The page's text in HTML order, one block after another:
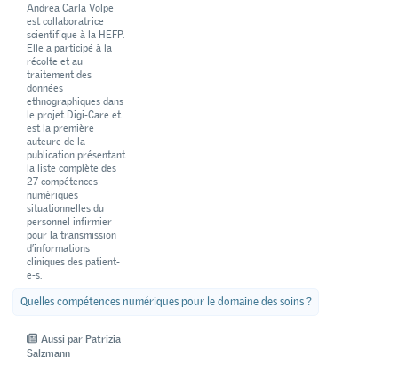
Andrea Carla Volpe
est collaboratrice
scientifique à la HEFP.
Elle a participé à la
récolte et au
traitement des
données
ethnographiques dans
le projet Digi-Care et
est la première
auteure de la
publication présentant
la liste complète des
27 compétences
numériques
situationnelles du
personnel infirmier
pour la transmission
d’informations
cliniques des patient-
e-s.
Quelles compétences numériques pour le domaine des soins ?
Aussi par Patrizia
Salzmann